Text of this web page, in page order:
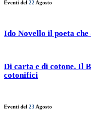
Eventi del 22 Agosto
Ido Novello il poeta che
Di carta e di cotone. Il
cotonifici
Eventi del 23 Agosto